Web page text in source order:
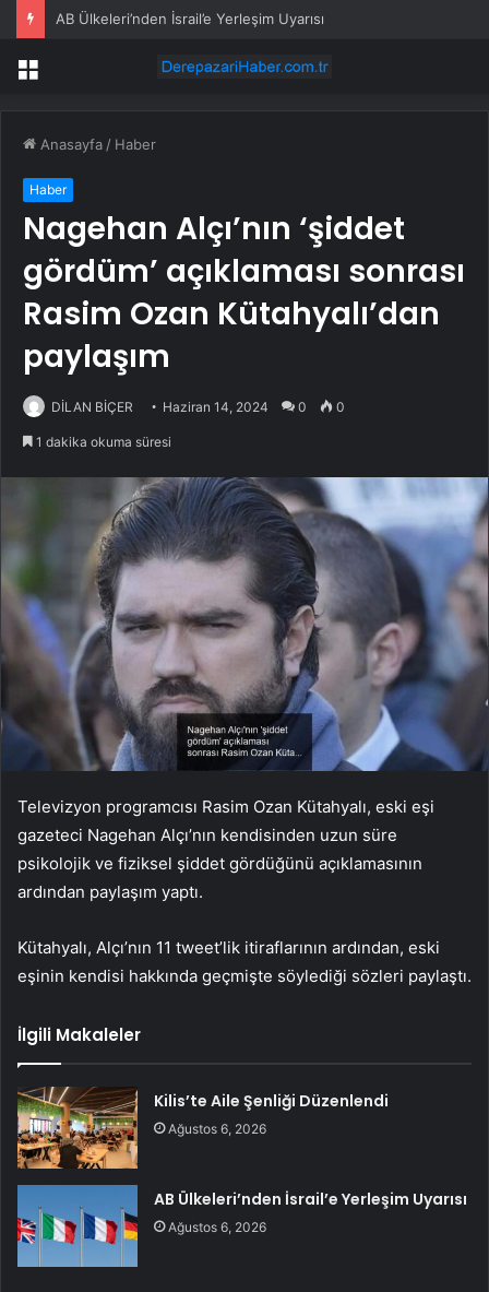
AB Ülkeleri’nden İsrail’e Yerleşim Uyarısı
Menü
Anasayfa / Haber
Haber
Nagehan Alçı’nın ‘şiddet
gördüm’ açıklaması sonrası
Rasim Ozan Kütahyalı’dan
paylaşım
DİLAN BİÇER Haziran 14, 2024 0 0
1 dakika okuma süresi
Televizyon programcısı Rasim Ozan Kütahyalı, eski eşi
gazeteci Nagehan Alçı’nın kendisinden uzun süre
psikolojik ve fiziksel şiddet gördüğünü açıklamasının
ardından paylaşım yaptı.
Kütahyalı, Alçı’nın 11 tweet’lik itiraflarının ardından, eski
eşinin kendisi hakkında geçmişte söylediği sözleri paylaştı.
İlgili Makaleler
Kilis’te Aile Şenliği Düzenlendi
Ağustos 6, 2026
AB Ülkeleri’nden İsrail’e Yerleşim Uyarısı
Ağustos 6, 2026